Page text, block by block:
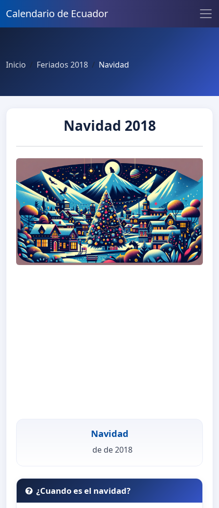
Calendario de Ecuador
Inicio Feriados 2018 Navidad
Navidad 2018
Navidad
de de 2018
¿Cuando es el navidad?